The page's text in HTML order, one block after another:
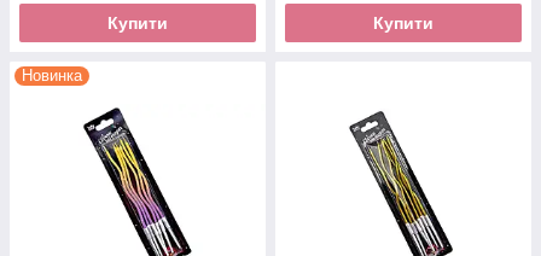
Купити Купити
Новинка